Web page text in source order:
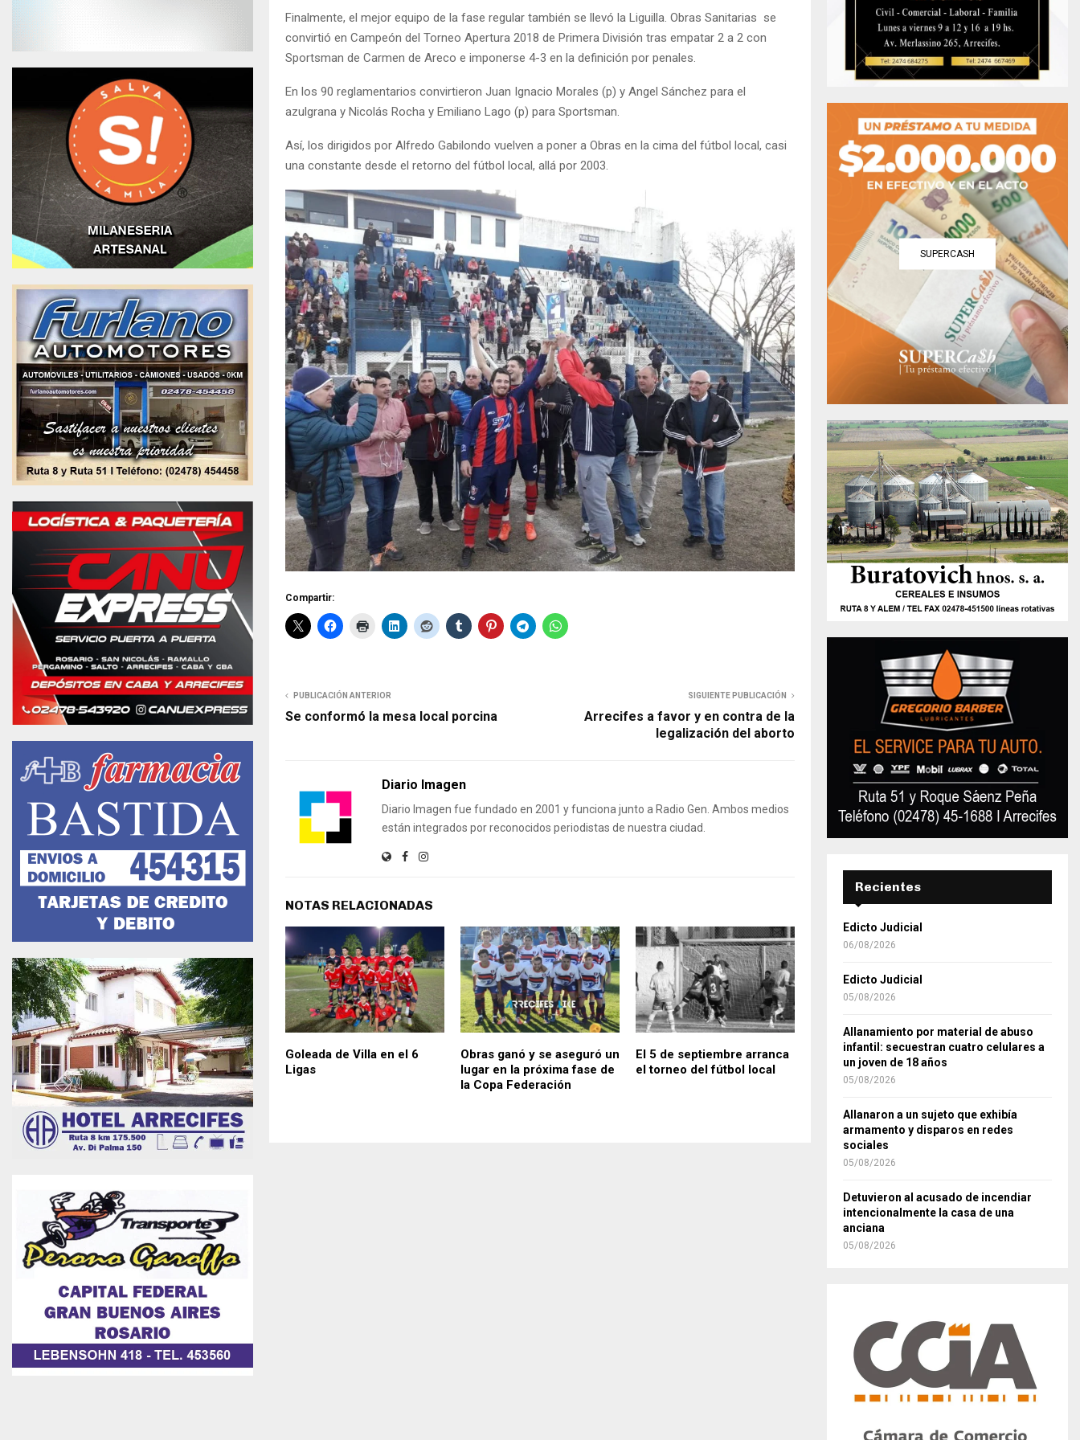
Finalmente, el mejor equipo de la fase regular también se llevó la Liguilla. Obras Sanitarias se
convirtió en Campeón del Torneo Apertura 2018 de Primera División tras empatar 2 a 2 con
Sportsman de Carmen de Areco e imponerse 4-3 en la definición por penales.
En los 90 reglamentarios convirtieron Juan Ignacio Morales (p) y Angel Sánchez para el
azulgrana y Nicolás Rocha y Emiliano Lago (p) para Sportsman.
Así, los dirigidos por Alfredo Gabilondo vuelven a poner a Obras en la cima del fútbol local, casi
una constante desde el retorno del fútbol local, allá por 2003.
Compartir:
PUBLICACIÓN ANTERIOR
Se conformó la mesa local porcina
SIGUIENTE PUBLICACIÓN
Arrecifes a favor y en contra de la
legalización del aborto
Diario Imagen
Diario Imagen fue fundado en 2001 y funciona junto a Radio Gen. Ambos medios
están integrados por reconocidos periodistas de nuestra ciudad.
NOTAS RELACIONADAS
Goleada de Villa en el 6
Ligas
Obras ganó y se aseguró un
lugar en la próxima fase de
la Copa Federación
El 5 de septiembre arranca
el torneo del fútbol local
SUPERCASH
Recientes
Edicto Judicial
06/08/2026
Edicto Judicial
05/08/2026
Allanamiento por material de abuso
infantil: secuestran cuatro celulares a
un joven de 18 años
05/08/2026
Allanaron a un sujeto que exhibía
armamento y disparos en redes
sociales
05/08/2026
Detuvieron al acusado de incendiar
intencionalmente la casa de una
anciana
05/08/2026